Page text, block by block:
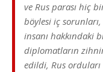
ve Rus parası hiç
böylesi iç
insanı hakkındaki
diplomatların
edildi, Rus